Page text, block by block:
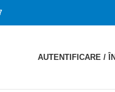
AUTENTIFICARE /